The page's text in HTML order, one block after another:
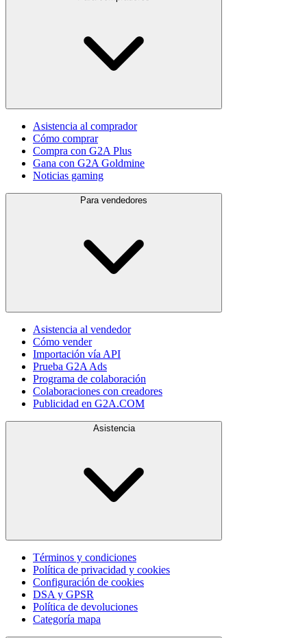
Asistencia al comprador
Cómo comprar
Compra con G2A Plus
Gana con G2A Goldmine
Noticias gaming
Para vendedores
Asistencia al vendedor
Cómo vender
Importación vía API
Prueba G2A Ads
Programa de colaboración
Colaboraciones con creadores
Publicidad en G2A.COM
Asistencia
Términos y condiciones
Política de privacidad y cookies
Configuración de cookies
DSA y GPSR
Política de devoluciones
Categoría mapa